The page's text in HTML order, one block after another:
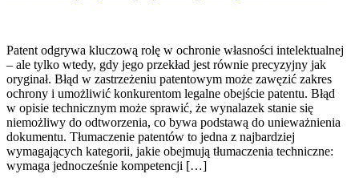
Patent odgrywa kluczową rolę w ochronie własności intelektualnej
– ale tylko wtedy, gdy jego przekład jest równie precyzyjny jak
oryginał. Błąd w zastrzeżeniu patentowym może zawęzić zakres
ochrony i umożliwić konkurentom legalne obejście patentu. Błąd
w opisie technicznym może sprawić, że wynalazek stanie się
niemożliwy do odtworzenia, co bywa podstawą do unieważnienia
dokumentu. Tłumaczenie patentów to jedna z najbardziej
wymagających kategorii, jakie obejmują tłumaczenia techniczne:
wymaga jednocześnie kompetencji […]